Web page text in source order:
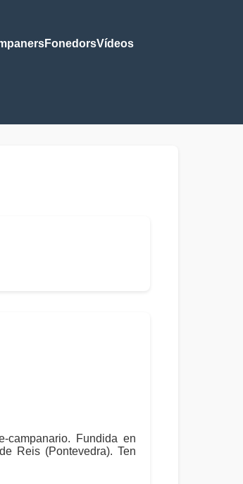
FonedorsVídeos
campanario. Fundida en
Reis (Pontevedra). Ten